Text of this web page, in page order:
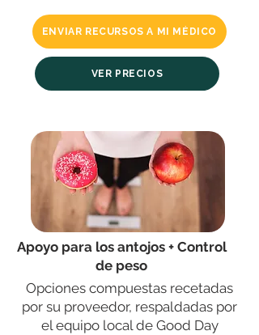
ENVIAR RECURSOS A MI MÉDICO
VER PRECIOS
Apoyo para los antojos + Control
de peso
Opciones compuestas recetadas
por su proveedor, respaldadas por
el equipo local de Good Day